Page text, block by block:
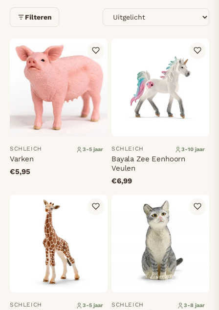
Filteren Sorteren
SCHLEICH 3-5 jaar
Varken
€5,95
SCHLEICH 3-10 jaar
Bayala Zee Eenhoorn
Veulen
€6,99
SCHLEICH 3-5 jaar SCHLEICH 3-8 jaar